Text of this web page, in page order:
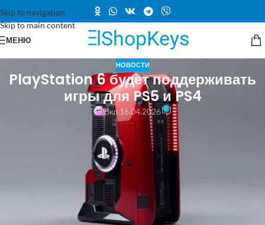
Skip to navigation
Skip to main content
МЕНЮ
НОВОСТИ
PlayStation 6 будет поддерживать
игры для PS5 и PS4
Вкл 16.04.2026 0
Согласно информации от инсайдера и блогера Moore's Law Is Dead,
игровая консоль PlayStation 6 будет поддерживать обратную
совместимость с играми для PS4 и PS5. Хотя это и ожидаемо, полной
уверенности в этом вопросе заранее не бывает. Однако, учитывая
известные данные о PS6, проблем с совместимостью возникнуть не
должно, так как новая консоль, как и её предшественница, будет
использовать стандартные потребительские архитектуры от AMD.